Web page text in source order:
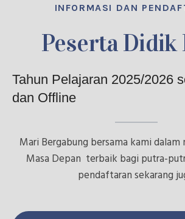
INFORMASI DAN
Peserta Didik
Tahun Pelajaran 2025/2026
dan Offline
Mari Bergabung bersama kami
Masa Depan terbaik bagi putra-
pendaftaran sekarang